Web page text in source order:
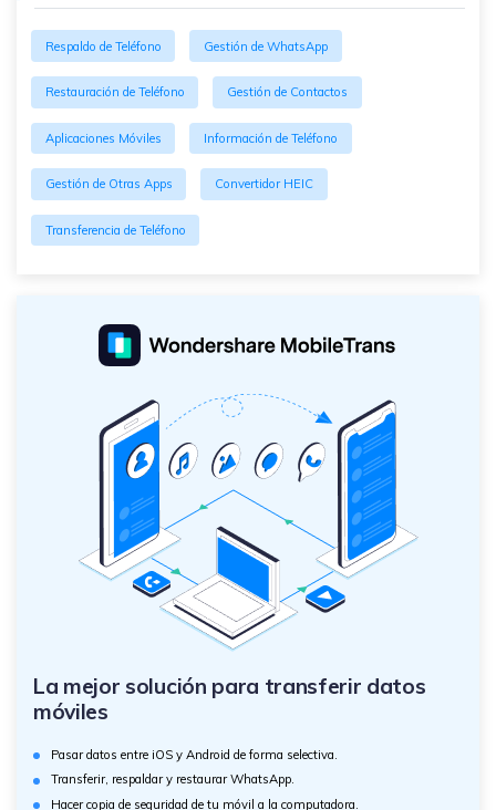
Respaldo de Teléfono Gestión de WhatsApp
Restauración de Teléfono Gestión de Contactos
Aplicaciones Móviles Información de Teléfono
Gestión de Otras Apps Convertidor HEIC
Transferencia de Teléfono
La mejor solución para transferir datos
móviles
Pasar datos entre iOS y Android de forma selectiva.
Transferir, respaldar y restaurar WhatsApp.
Hacer copia de seguridad de tu móvil a la computadora.